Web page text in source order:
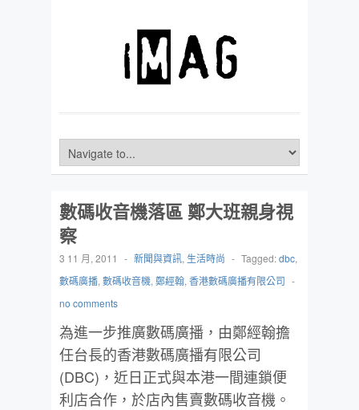
數碼收音機落區 鄭大班親身視
察
3 11 月, 2011 - 新聞與資訊, 生活時尚 - Tagged:dbc,
數碼廣播, 數碼收音機, 鄭經翰, 香港數碼廣播有限公司 -
no comments
為進一步推廣數碼廣播，由鄭經翰擔
任台長的香港數碼廣播有限公司
(DBC)，近日正式與本港一間連鎖便
利店合作，於店內售賣數碼收音機。